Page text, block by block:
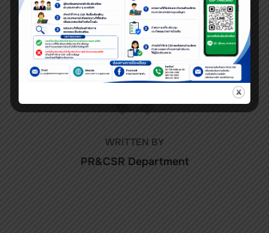
WRITTEN BY
PR&CSR Department